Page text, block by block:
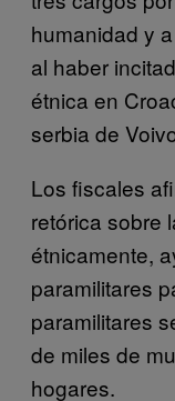
humanidad y
al haber
étnica en
serbia de
Los fiscales
retórica sobre
étnicamente,
paramilitares
paramilitares
de miles de
hogares.